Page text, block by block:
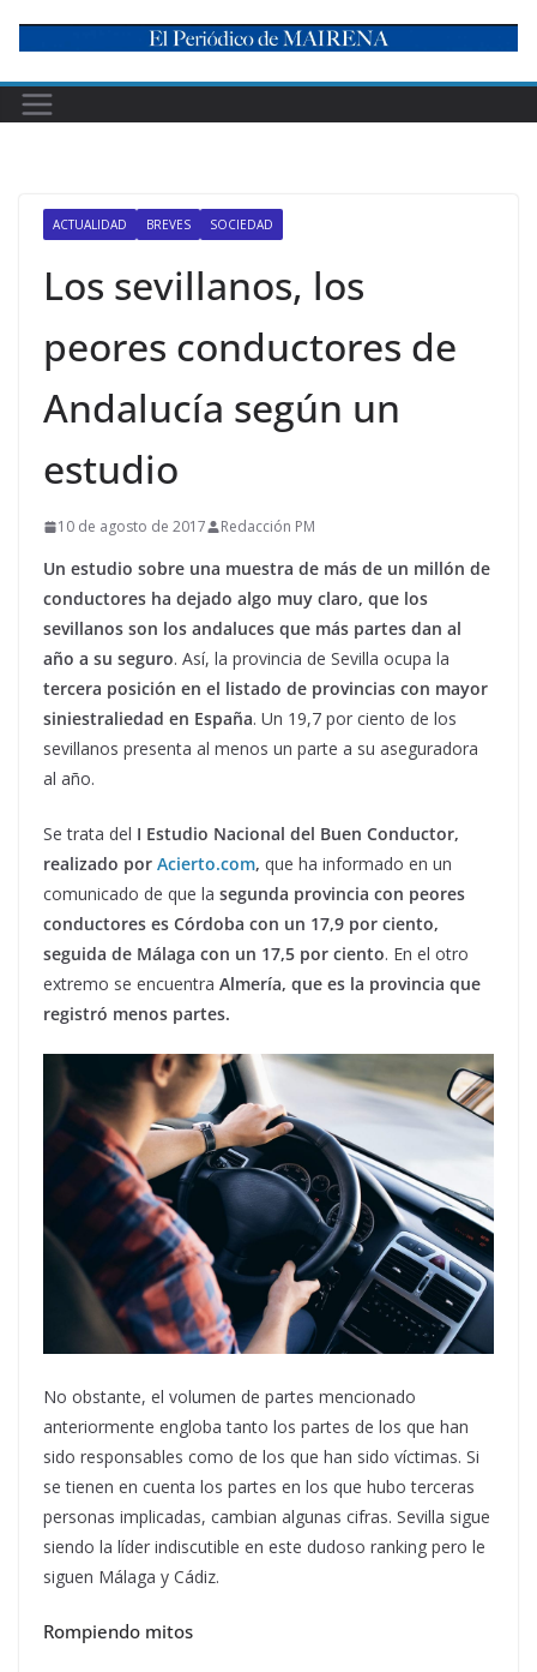
content
ACTUALIDAD BREVES SOCIEDAD
Los sevillanos, los
peores conductores de
Andalucía según un
estudio
10 de agosto de 2017 Redacción PM
Un estudio sobre una muestra de más de un millón de
conductores ha dejado algo muy claro, que los
sevillanos son los andaluces que más partes dan al
año a su seguro. Así, la provincia de Sevilla ocupa la
tercera posición en el listado de provincias con mayor
siniestraliedad en España. Un 19,7 por ciento de los
sevillanos presenta al menos un parte a su aseguradora
al año.
Se trata del I Estudio Nacional del Buen Conductor,
realizado por Acierto.com, que ha informado en un
comunicado de que la segunda provincia con peores
conductores es Córdoba con un 17,9 por ciento,
seguida de Málaga con un 17,5 por ciento. En el otro
extremo se encuentra Almería, que es la provincia que
registró menos partes.
No obstante, el volumen de partes mencionado
anteriormente engloba tanto los partes de los que han
sido responsables como de los que han sido víctimas. Si
se tienen en cuenta los partes en los que hubo terceras
personas implicadas, cambian algunas cifras. Sevilla sigue
siendo la líder indiscutible en este dudoso ranking pero le
siguen Málaga y Cádiz.
Rompiendo mitos